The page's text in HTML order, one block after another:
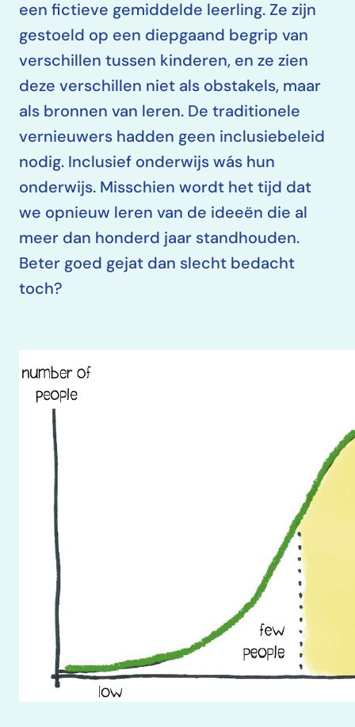
een fictieve gemiddelde leerling. Ze zijn
gestoeld op een diepgaand begrip van
verschillen tussen kinderen, en ze zien
deze verschillen niet als obstakels, maar
als bronnen van leren. De traditionele
vernieuwers hadden geen inclusiebeleid
nodig. Inclusief onderwijs wás hun
onderwijs. Misschien wordt het tijd dat
we opnieuw leren van de ideeën die al
meer dan honderd jaar standhouden.
Beter goed gejat dan slecht bedacht
toch?